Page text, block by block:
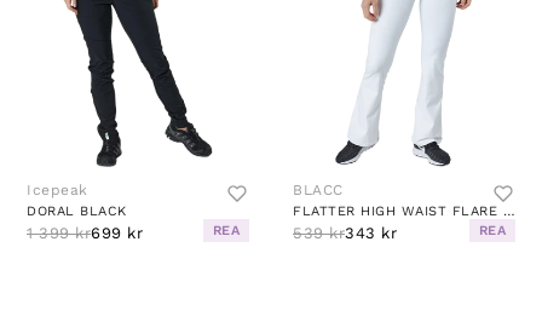
Icepeak
DORAL BLACK
1 399 kr699 kr REA
BLACC
FLATTER HIGH WAIST FLARE PANTS WHITE
539 kr343 kr REA